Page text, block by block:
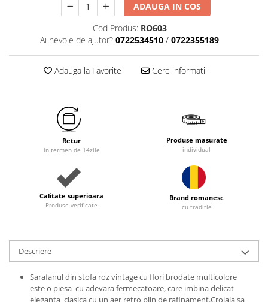
ADAUGA IN COS
Cod Produs: RO603
Ai nevoie de ajutor? 0722534510 / 0722355189
Adauga la Favorite Cere informatii
Retur
in termen de 14zile
Produse masurate
individual
Calitate superioara
Produse verificate
Brand romanesc
cu traditie
Descriere
Sarafanul din stofa roz vintage cu flori brodate multicolore
este o piesa cu adevara fermecatoare, care imbina delicat
eleganta clasica cu un aer retro plin de rafinament.Croiala sa